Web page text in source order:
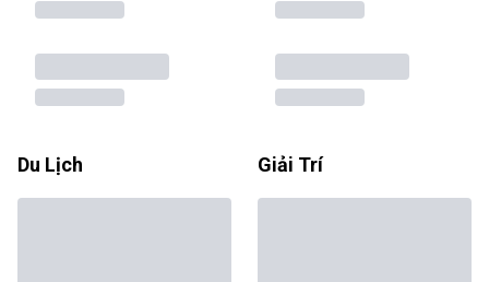
Du Lịch Giải Trí